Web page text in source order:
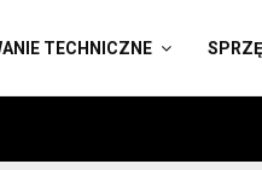
TECHNICZNE